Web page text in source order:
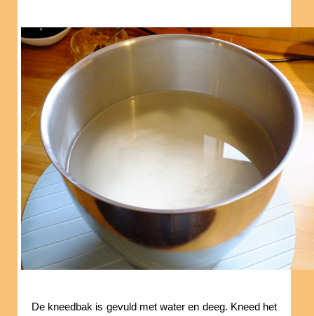
De kneedbak is gevuld met water en deeg. Kneed het